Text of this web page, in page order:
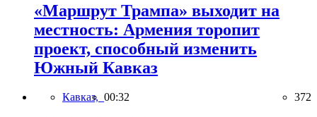
«Маршрут Трампа» выходит на
местность: Армения торопит
проект, способный изменить
Южный Кавказ
Кавказ, 00:32 372